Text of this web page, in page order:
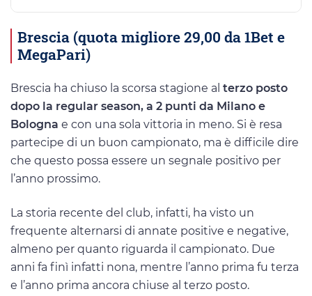
Brescia (quota migliore 29,00 da 1Bet e
MegaPari)
Brescia ha chiuso la scorsa stagione al terzo posto
dopo la regular season, a 2 punti da Milano e
Bologna e con una sola vittoria in meno. Si è resa
partecipe di un buon campionato, ma è difficile dire
che questo possa essere un segnale positivo per
l’anno prossimo.
La storia recente del club, infatti, ha visto un
frequente alternarsi di annate positive e negative,
almeno per quanto riguarda il campionato. Due
anni fa finì infatti nona, mentre l’anno prima fu terza
e l’anno prima ancora chiuse al terzo posto.